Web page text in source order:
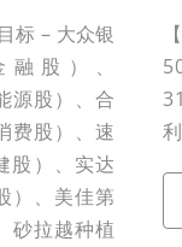
标 – 大众银
股）、
源股）、合
费股）、速
股）、实达
）、美佳第
砂拉越种植